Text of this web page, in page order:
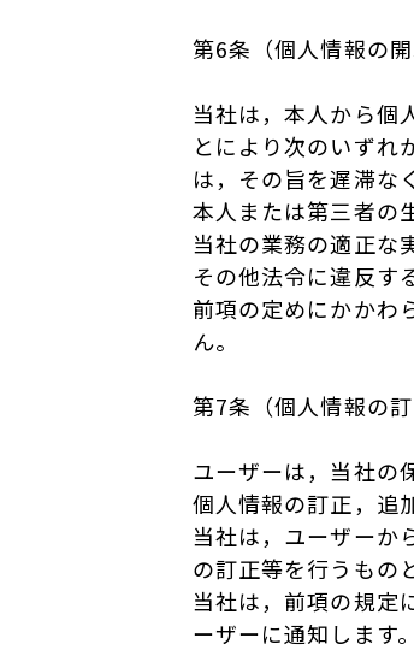
第6条（個人情報の開
当社は，本人から個
とにより次のいずれ
は，その旨を遅滞な
本人または第三者の
当社の業務の適正な
その他法令に違反す
前項の定めにかかわ
ん。
第7条（個人情報の訂
ユーザーは，当社の
個人情報の訂正，追
当社は，ユーザーか
の訂正等を行うもの
当社は，前項の規定
ーザーに通知します。